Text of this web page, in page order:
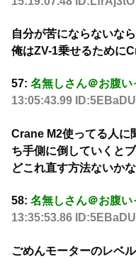
自分が苦にならないな
俺はZV-1乗せるために
57: 名無しさん＠お腹い
13:05:43.99
Crane M2使ってる人に
ち手側に倒していくと
どこれ直す方法ないか
58: 名無しさん＠お腹い
13:35:53.86
ごめんモーターのレベ